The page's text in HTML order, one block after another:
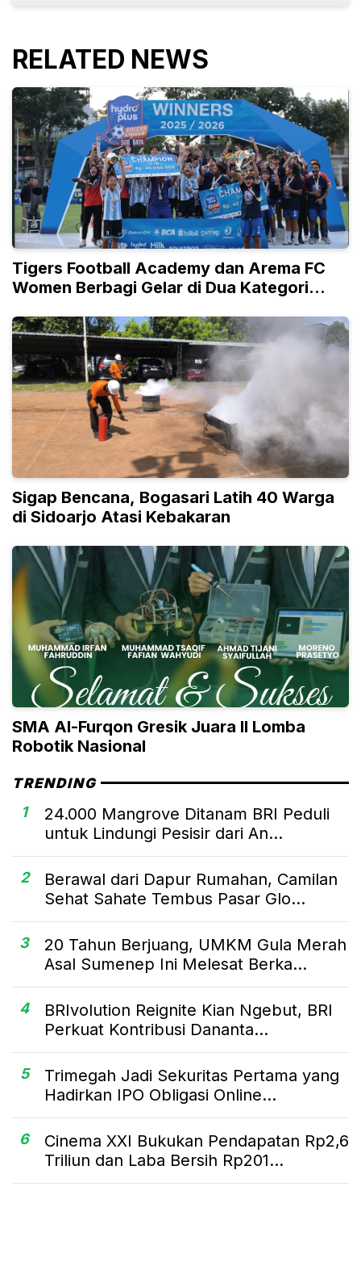
RELATED NEWS
Tigers Football Academy dan Arema FC
Women Berbagi Gelar di Dua Kategori
Sigap Bencana, Bogasari Latih 40 Warga
di Sidoarjo Atasi Kebakaran
SMA Al-Furqon Gresik Juara II Lomba
Robotik Nasional
TRENDING
1
24.000 Mangrove Ditanam BRI Peduli
untuk Lindungi Pesisir dari An...
2
Berawal dari Dapur Rumahan, Camilan
Sehat Sahate Tembus Pasar Glo...
3
20 Tahun Berjuang, UMKM Gula Merah
Asal Sumenep Ini Melesat Berka...
4
BRIvolution Reignite Kian Ngebut, BRI
Perkuat Kontribusi Dananta...
5
Trimegah Jadi Sekuritas Pertama yang
Hadirkan IPO Obligasi Online...
6
Cinema XXI Bukukan Pendapatan Rp2,6
Triliun dan Laba Bersih Rp201...